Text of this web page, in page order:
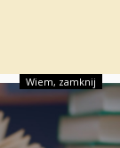
Wiem, zamknij